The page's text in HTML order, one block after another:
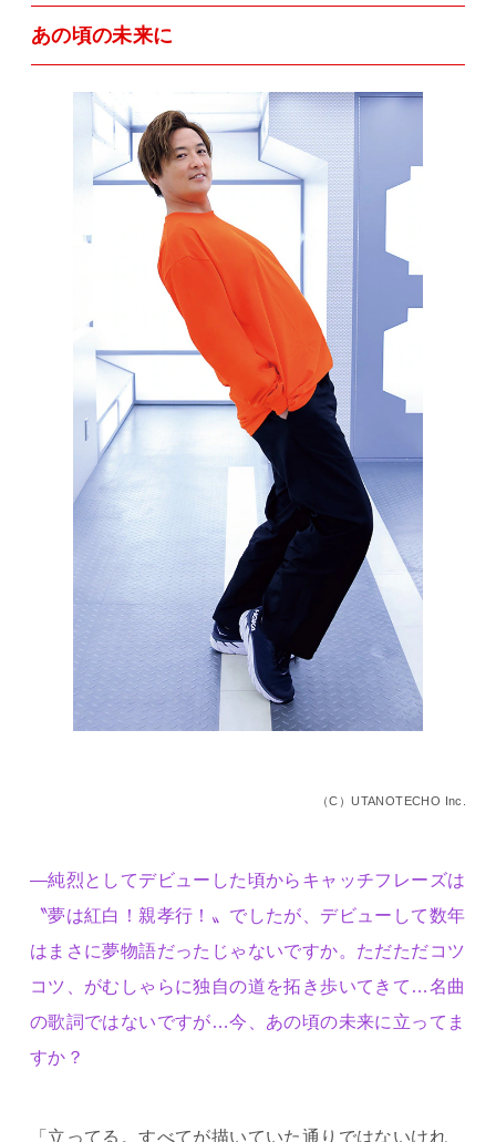
あの頃の未来に
（C）UTANOTECHO Inc.
―純烈としてデビューした頃からキャッチフレーズは
〝夢は紅白！親孝行！〟でしたが、デビューして数年
はまさに夢物語だったじゃないですか。ただただコツ
コツ、がむしゃらに独自の道を拓き歩いてきて…名曲
の歌詞ではないですが…今、あの頃の未来に立ってま
すか？
「立ってる。すべてが描いていた通りではないけれ